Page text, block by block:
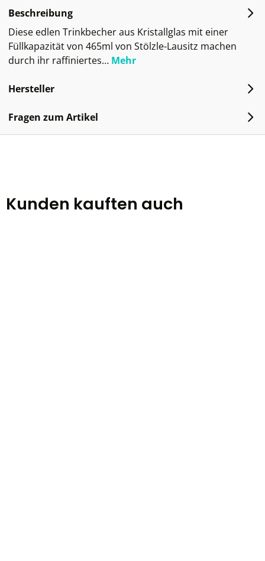
Beschreibung
Diese edlen Trinkbecher aus Kristallglas mit einer
Füllkapazität von 465ml von Stölzle-Lausitz machen
durch ihr raffiniertes… Mehr
Hersteller
Fragen zum Artikel
Kunden kauften auch